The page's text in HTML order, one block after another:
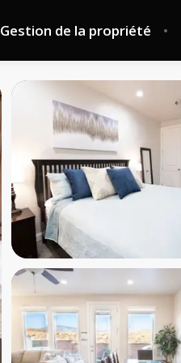
Gestion de la propriété